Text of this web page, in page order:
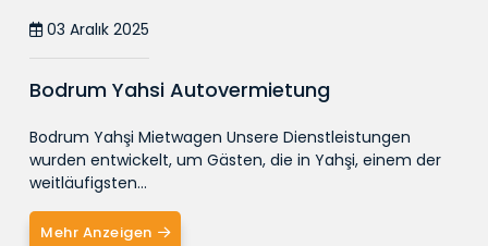
03 Aralık 2025
Bodrum Yahsi Autovermietung
Bodrum Yahşi Mietwagen Unsere Dienstleistungen
wurden entwickelt, um Gästen, die in Yahşi, einem der
weitläufigsten...
Mehr Anzeigen